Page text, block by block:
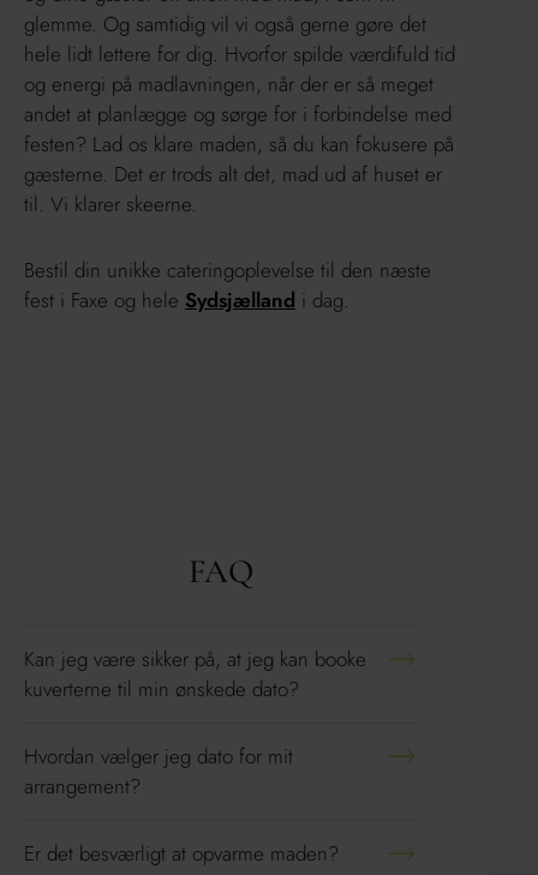
glemme. Og samtidig vil vi også gerne gøre det
hele lidt lettere for dig. Hvorfor spilde værdifuld tid
og energi på madlavningen, når der er så meget
andet at planlægge og sørge for i forbindelse med
festen? Lad os klare maden, så du kan fokusere på
gæsterne. Det er trods alt det, mad ud af huset er
til. Vi klarer skeerne.
Bestil din unikke cateringoplevelse til den næste
fest i Faxe og hele Sydsjælland i dag.
FAQ
Kan jeg være sikker på, at jeg kan booke
kuverterne til min ønskede dato?
Hvordan vælger jeg dato for mit
arrangement?
Er det besværligt at opvarme maden?